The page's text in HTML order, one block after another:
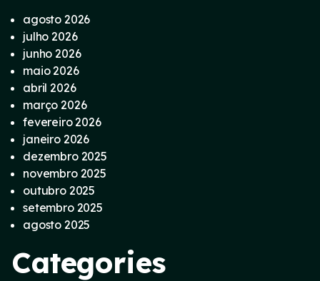
agosto 2026
julho 2026
junho 2026
maio 2026
abril 2026
março 2026
fevereiro 2026
janeiro 2026
dezembro 2025
novembro 2025
outubro 2025
setembro 2025
agosto 2025
Categories